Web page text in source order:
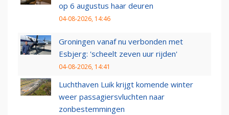
op 6 augustus haar deuren
04-08-2026, 14:46
Groningen vanaf nu verbonden met
Esbjerg: 'scheelt zeven uur rijden'
04-08-2026, 14:41
Luchthaven Luik krijgt komende winter
weer passagiersvluchten naar
zonbestemmingen